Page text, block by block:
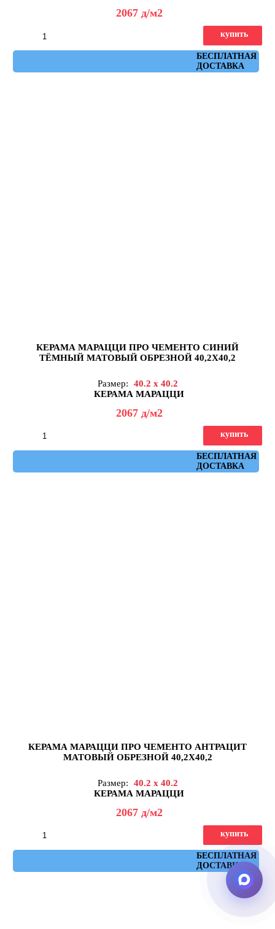
2067 д/м2
БЕСПЛАТНАЯ
ДОСТАВКА
купить
КЕРАМА МАРАЦЦИ ПРО ЧЕМЕНТО СИНИЙ
ТЁМНЫЙ МАТОВЫЙ ОБРЕЗНОЙ 40,2X40,2
Размер:
40.2 x 40.2
КЕРАМА МАРАЦЦИ
2067 д/м2
БЕСПЛАТНАЯ
ДОСТАВКА
купить
КЕРАМА МАРАЦЦИ ПРО ЧЕМЕНТО АНТРАЦИТ
МАТОВЫЙ ОБРЕЗНОЙ 40,2X40,2
Размер:
40.2 x 40.2
КЕРАМА МАРАЦЦИ
2067 д/м2
БЕСПЛАТНАЯ
ДОСТАВКА
купить